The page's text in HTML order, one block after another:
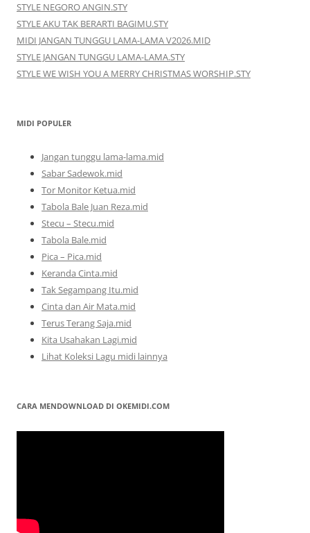
STYLE NEGORO ANGIN.STY
STYLE AKU TAK BERARTI BAGIMU.STY
MIDI JANGAN TUNGGU LAMA-LAMA V2026.MID
STYLE JANGAN TUNGGU LAMA-LAMA.STY
STYLE WE WISH YOU A MERRY CHRISTMAS WORSHIP.STY
MIDI POPULER
Jangan tunggu lama-lama.mid
Sabar Sadewok.mid
Tor Monitor Ketua.mid
Tabola Bale Juan Reza.mid
Stecu – Stecu.mid
Tabola Bale.mid
Pica – Pica.mid
Keranda Cinta.mid
Tak Segampang Itu.mid
Cinta dan Air Mata.mid
Terus Terang Saja.mid
Kita Usahakan Lagi.mid
Lihat Koleksi Lagu midi lainnya
CARA MENDOWNLOAD DI OKEMIDI.COM